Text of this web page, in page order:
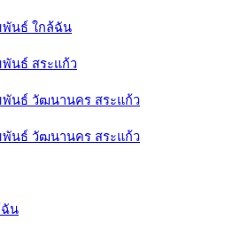
พันธ์ ใกล้ฉัน
นธ์ สระแก้ว
พันธ์ วัฒนานคร สระแก้ว
พันธ์ วัฒนานคร สระแก้ว
ฉัน